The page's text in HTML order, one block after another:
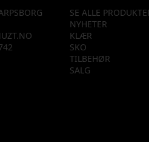
SE ALLE
NYHETER
KLÆR
SKO
TILBEHØR
SALG